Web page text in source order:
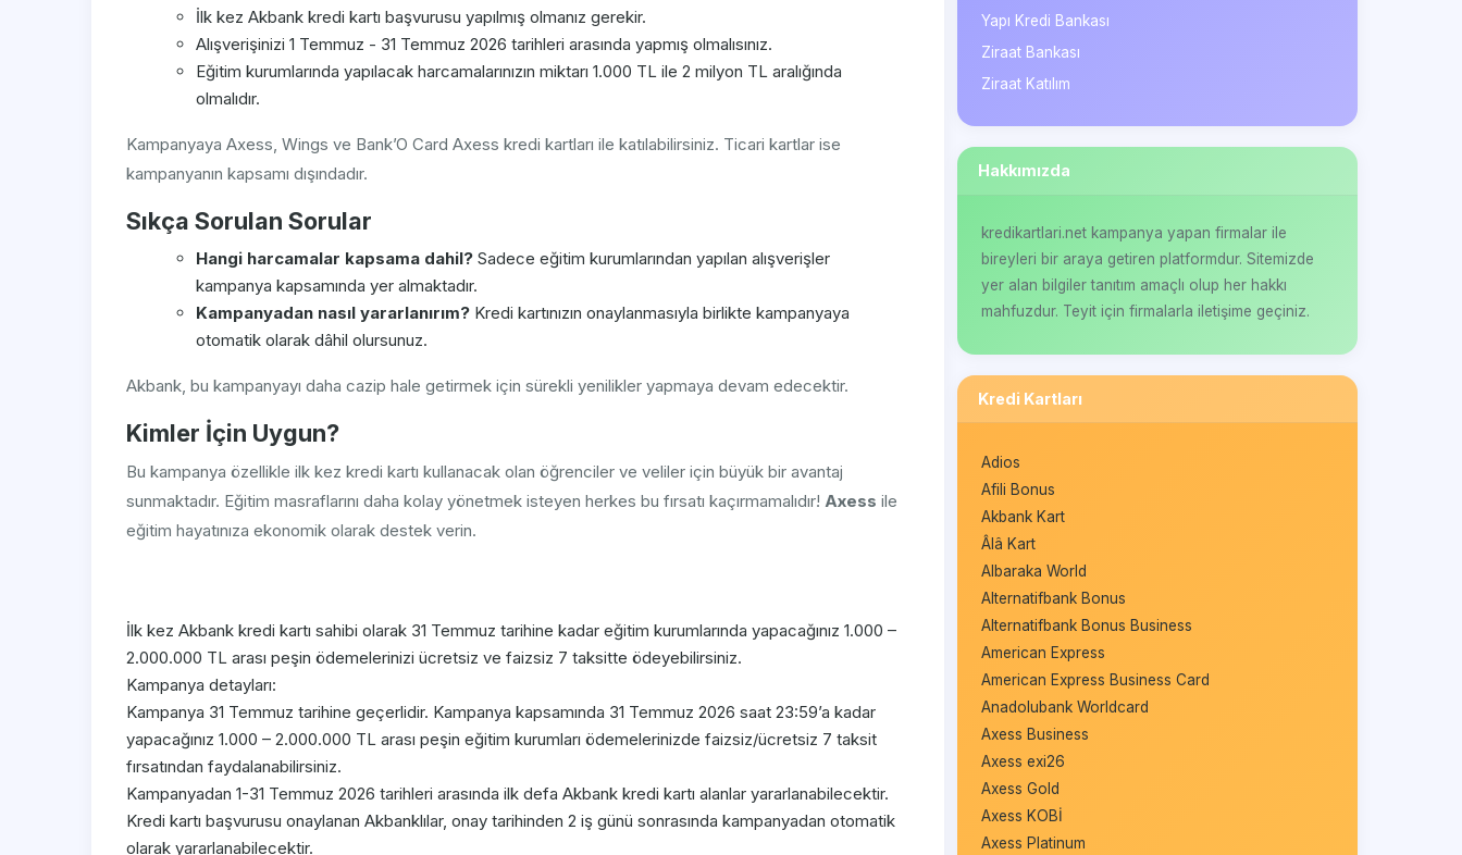
İlk kez Akbank kredi kartı başvurusu yapılmış olmanız gerekir.
Alışverişinizi 1 Temmuz - 31 Temmuz 2026 tarihleri arasında yapmış olmalısınız.
Eğitim kurumlarında yapılacak harcamalarınızın miktarı 1.000 TL ile 2 milyon TL aralığında
olmalıdır.
Kampanyaya Axess, Wings ve Bank’O Card Axess kredi kartları ile katılabilirsiniz. Ticari kartlar ise
kampanyanın kapsamı dışındadır.
Sıkça Sorulan Sorular
Hangi harcamalar kapsama dahil? Sadece eğitim kurumlarından yapılan alışverişler
kampanya kapsamında yer almaktadır.
Kampanyadan nasıl yararlanırım? Kredi kartınızın onaylanmasıyla birlikte kampanyaya
otomatik olarak dâhil olursunuz.
Akbank, bu kampanyayı daha cazip hale getirmek için sürekli yenilikler yapmaya devam edecektir.
Kimler İçin Uygun?
Bu kampanya özellikle ilk kez kredi kartı kullanacak olan öğrenciler ve veliler için büyük bir avantaj
sunmaktadır. Eğitim masraflarını daha kolay yönetmek isteyen herkes bu fırsatı kaçırmamalıdır! Axess ile
eğitim hayatınıza ekonomik olarak destek verin.
İlk kez Akbank kredi kartı sahibi olarak 31 Temmuz tarihine kadar eğitim kurumlarında yapacağınız 1.000 –
2.000.000 TL arası peşin ödemelerinizi ücretsiz ve faizsiz 7 taksitte ödeyebilirsiniz.
Kampanya detayları:
Kampanya 31 Temmuz tarihine geçerlidir. Kampanya kapsamında 31 Temmuz 2026 saat 23:59’a kadar
yapacağınız 1.000 – 2.000.000 TL arası peşin eğitim kurumları ödemelerinizde faizsiz/ücretsiz 7 taksit
fırsatından faydalanabilirsiniz.
Kampanyadan 1-31 Temmuz 2026 tarihleri arasında ilk defa Akbank kredi kartı alanlar yararlanabilecektir.
Kredi kartı başvurusu onaylanan Akbanklılar, onay tarihinden 2 iş günü sonrasında kampanyadan otomatik
olarak yararlanabilecektir.
Yapı Kredi Bankası
Ziraat Bankası
Ziraat Katılım
Hakkımızda
kredikartlari.net kampanya yapan firmalar ile
bireyleri bir araya getiren platformdur. Sitemizde
yer alan bilgiler tanıtım amaçlı olup her hakkı
mahfuzdur. Teyit için firmalarla iletişime geçiniz.
Kredi Kartları
Adios
Afili Bonus
Akbank Kart
Âlâ Kart
Albaraka World
Alternatifbank Bonus
Alternatifbank Bonus Business
American Express
American Express Business Card
Anadolubank Worldcard
Axess Business
Axess exi26
Axess Gold
Axess KOBİ
Axess Platinum